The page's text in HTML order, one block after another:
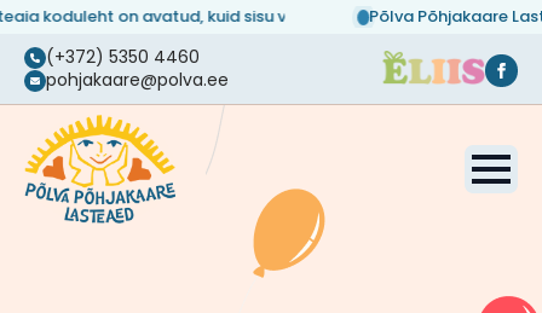
on avatud, kuid sisu veel täiendamisel...Põlva Põhjakaare
(+372) 5350 4460
pohjakaare@polva.ee